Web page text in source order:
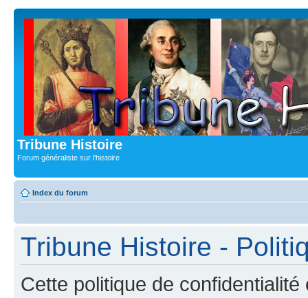
Tribune Histoire
Forum généraliste sur l'histoire
Index du forum
Tribune Histoire -
Cette politique de